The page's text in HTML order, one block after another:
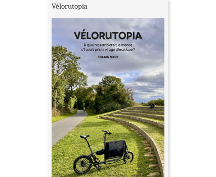
Vélorutopia